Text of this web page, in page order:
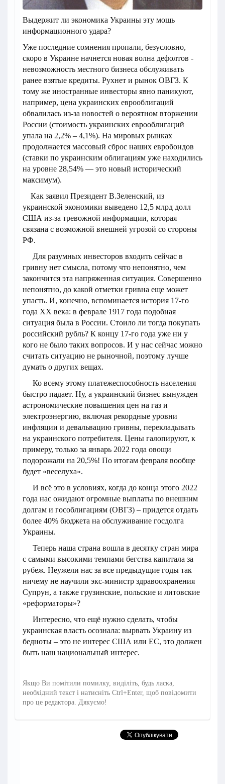
Выдержит ли экономика Украины эту мощь
информационного удара?
Уже последние сомнения пропали, безусловно,
скоро в Украине начнется новая волна дефолтов -
невозможность местного бизнеса обслуживать
ранее взятые кредиты. Рухнет и рынок ОВГЗ. К
тому же иностранные инвесторы явно паникуют,
например, цена украинских еврооблигаций
обвалилась из-за новостей о вероятном вторжении
России (стоимость украинских еврооблигаций
упала на 2,2% – 4,1%). На мировых рынках
продолжается массовый сброс наших евробондов
(ставки по украинским облигациям уже находились
на уровне 28,54% — это новый исторический
максимум).
Как заявил Президент В.Зеленский, из
украинской экономики выведено 12,5 млрд долл
США из-за тревожной информации, которая
связана с возможной внешней угрозой со стороны
РФ.
Для разумных инвесторов входить сейчас в
гривну нет смысла, потому что непонятно, чем
закончится эта напряженная ситуация. Совершенно
непонятно, до какой отметки гривна еще может
упасть. И, конечно, вспоминается история 17-го
года XX века: в феврале 1917 года подобная
ситуация была в России. Стоило ли тогда покупать
российский рубль? К концу 17-го года уже ни у
кого не было таких вопросов. И у нас сейчас можно
считать ситуацию не рыночной, поэтому лучше
думать о других вещах.
Ко всему этому платежеспособность населения
быстро падает. Ну, а украинский бизнес вынужден
астрономические повышения цен на газ и
электроэнергию, включая рекордные уровни
инфляции и девальвацию гривны, перекладывать
на украинского потребителя. Цены галопируют, к
примеру, только за январь 2022 года овощи
подорожали на 20,5%! По итогам февраля вообще
будет «веселуха».
И всё это в условиях, когда до конца этого 2022
года нас ожидают огромные выплаты по внешним
долгам и гособлигациям (ОВГЗ) – придется отдать
более 40% бюджета на обслуживание госдолга
Украины.
Теперь наша страна вошла в десятку стран мира
с самыми высокими темпами бегства капитала за
рубеж. Неужели нас за все предыдущие годы так
ничему не научили экс-министр здравоохранения
Супрун, а также грузинские, польские и литовские
«реформаторы»?
Интересно, что ещё нужно сделать, чтобы
украинская власть осознала: вырвать Украину из
бедноты – это не интерес США или ЕС, это должен
быть наш национальный интерес.
Якщо Ви помітили помилку, виділіть, будь ласка,
необхідний текст і натисніть Ctrl+Enter, щоб повідомити
про це редактора. Дякуємо!